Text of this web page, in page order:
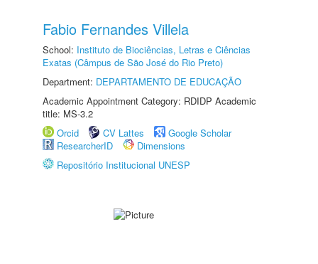
Fabio Fernandes Villela
School: Instituto de Biociências, Letras e Ciências
Exatas (Câmpus de São José do Rio Preto)
Department: DEPARTAMENTO DE EDUCAÇÃO
Academic Appointment Category: RDIDP Academic
title: MS-3.2
Orcid
CV Lattes
Google Scholar
ResearcherID
Dimensions
Repositório Institucional UNESP